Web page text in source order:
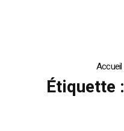
Accueil
Étiquette :